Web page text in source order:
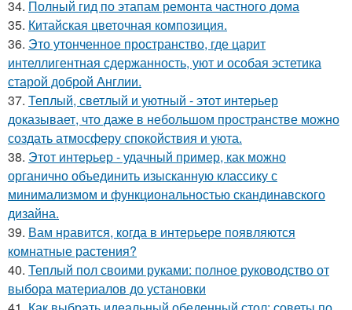
34. Полный гид по этапам ремонта частного дома
35. Китайская цветочная композиция.
36. Это утонченное пространство, где царит
интеллигентная сдержанность, уют и особая эстетика
старой доброй Англии.
37. Теплый, светлый и уютный - этот интерьер
доказывает, что даже в небольшом пространстве можно
создать атмосферу спокойствия и уюта.
38. Этот интерьер - удачный пример, как можно
органично объединить изысканную классику с
минимализмом и функциональностью скандинавского
дизайна.
39. Вам нравится, когда в интерьере появляются
комнатные растения?
40. Теплый пол своими руками: полное руководство от
выбора материалов до установки